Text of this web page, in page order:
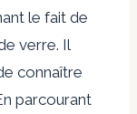
le fait de
verre. Il
connaître
parcourant